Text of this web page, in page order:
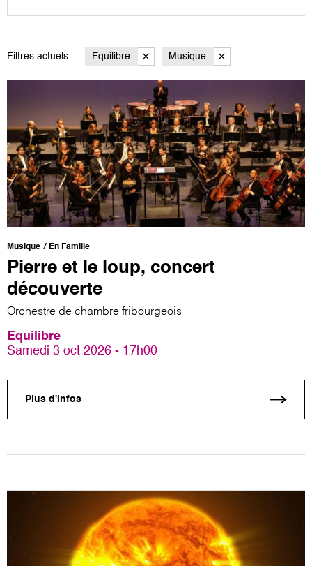
Filtres actuels: Equilibre Musique
Musique En Famille
Pierre et le loup, concert
découverte
Orchestre de chambre fribourgeois
Equilibre
Samedi 3 oct 2026 - 17h00
Plus d'infos